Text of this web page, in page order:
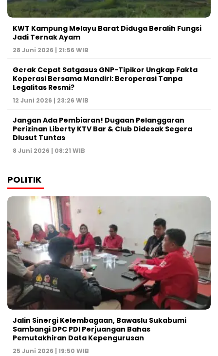
KWT Kampung Melayu Barat Diduga Beralih Fungsi
Jadi Ternak Ayam
28 Juni 2026 | 21:56 WIB
Gerak Cepat Satgasus GNP-Tipikor Ungkap Fakta
Koperasi Bersama Mandiri: Beroperasi Tanpa
Legalitas Resmi?
12 Juni 2026 | 23:26 WIB
Jangan Ada Pembiaran! Dugaan Pelanggaran
Perizinan Liberty KTV Bar & Club Didesak Segera
Diusut Tuntas
8 Juni 2026 | 08:21 WIB
POLITIK
Jalin Sinergi Kelembagaan, Bawaslu Sukabumi
Sambangi DPC PDI Perjuangan Bahas
Pemutakhiran Data Kepengurusan
25 Juni 2026 | 19:50 WIB